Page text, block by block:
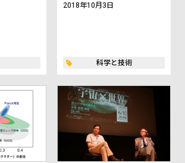
2018年10月3日
科学と技術